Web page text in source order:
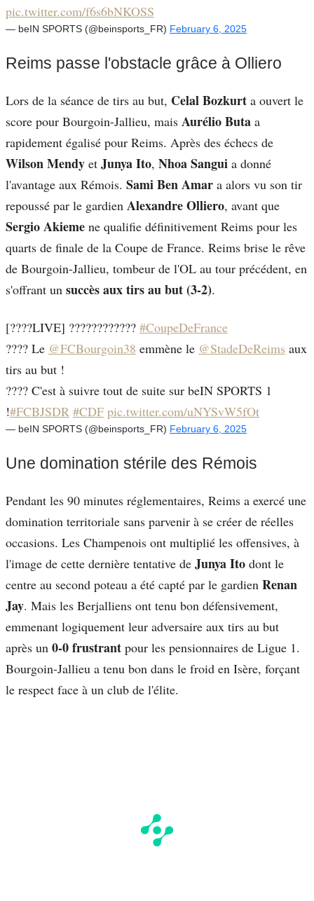
pic.twitter.com/f6s6bNKOSS
— beIN SPORTS (@beinsports_FR) February 6, 2025
Reims passe l'obstacle grâce à Olliero
Lors de la séance de tirs au but, Celal Bozkurt a ouvert le
score pour Bourgoin-Jallieu, mais Aurélio Buta a
rapidement égalisé pour Reims. Après des échecs de
Wilson Mendy et Junya Ito, Nhoa Sangui a donné
l'avantage aux Rémois. Sami Ben Amar a alors vu son tir
repoussé par le gardien Alexandre Olliero, avant que
Sergio Akieme ne qualifie définitivement Reims pour les
quarts de finale de la Coupe de France. Reims brise le rêve
de Bourgoin-Jallieu, tombeur de l'OL au tour précédent, en
s'offrant un succès aux tirs au but (3-2).
[????LIVE] ???????????? #CoupeDeFrance
???? Le @FCBourgoin38 emmène le @StadeDeReims aux
tirs au but !
???? C'est à suivre tout de suite sur beIN SPORTS 1
!#FCBJSDR #CDF pic.twitter.com/uNYSvW5fOt
— beIN SPORTS (@beinsports_FR) February 6, 2025
Une domination stérile des Rémois
Pendant les 90 minutes réglementaires, Reims a exercé une
domination territoriale sans parvenir à se créer de réelles
occasions. Les Champenois ont multiplié les offensives, à
l'image de cette dernière tentative de Junya Ito dont le
centre au second poteau a été capté par le gardien Renan
Jay. Mais les Berjalliens ont tenu bon défensivement,
emmenant logiquement leur adversaire aux tirs au but
après un 0-0 frustrant pour les pensionnaires de Ligue 1.
Bourgoin-Jallieu a tenu bon dans le froid en Isère, forçant
le respect face à un club de l'élite.